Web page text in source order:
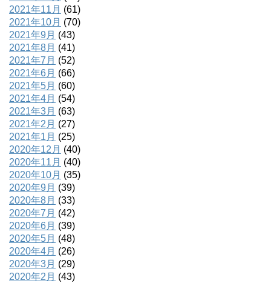
2021年11月 (61)
2021年10月 (70)
2021年9月 (43)
2021年8月 (41)
2021年7月 (52)
2021年6月 (66)
2021年5月 (60)
2021年4月 (54)
2021年3月 (63)
2021年2月 (27)
2021年1月 (25)
2020年12月 (40)
2020年11月 (40)
2020年10月 (35)
2020年9月 (39)
2020年8月 (33)
2020年7月 (42)
2020年6月 (39)
2020年5月 (48)
2020年4月 (26)
2020年3月 (29)
2020年2月 (43)